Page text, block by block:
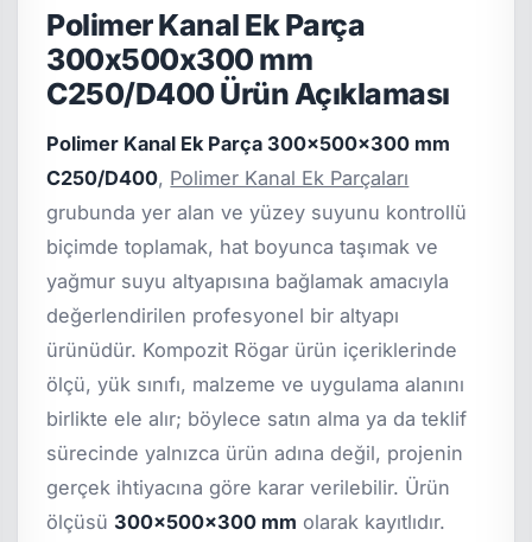
Polimer Kanal Ek Parça
300x500x300 mm
C250/D400 Ürün Açıklaması
Polimer Kanal Ek Parça 300x500x300 mm
C250/D400, Polimer Kanal Ek Parçaları
grubunda yer alan ve yüzey suyunu kontrollü
biçimde toplamak, hat boyunca taşımak ve
yağmur suyu altyapısına bağlamak amacıyla
değerlendirilen profesyonel bir altyapı
ürünüdür. Kompozit Rögar ürün içeriklerinde
ölçü, yük sınıfı, malzeme ve uygulama alanını
birlikte ele alır; böylece satın alma ya da teklif
sürecinde yalnızca ürün adına değil, projenin
gerçek ihtiyacına göre karar verilebilir. Ürün
ölçüsü 300x500x300 mm olarak kayıtlıdır.